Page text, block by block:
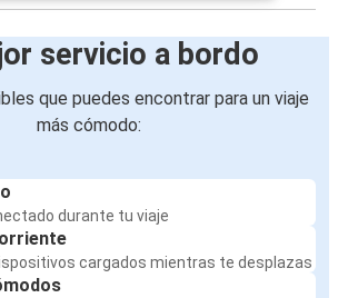
servicio a bordo
que puedes encontrar para un viaje
más cómodo:
durante tu viaje
cargados mientras te desplazas